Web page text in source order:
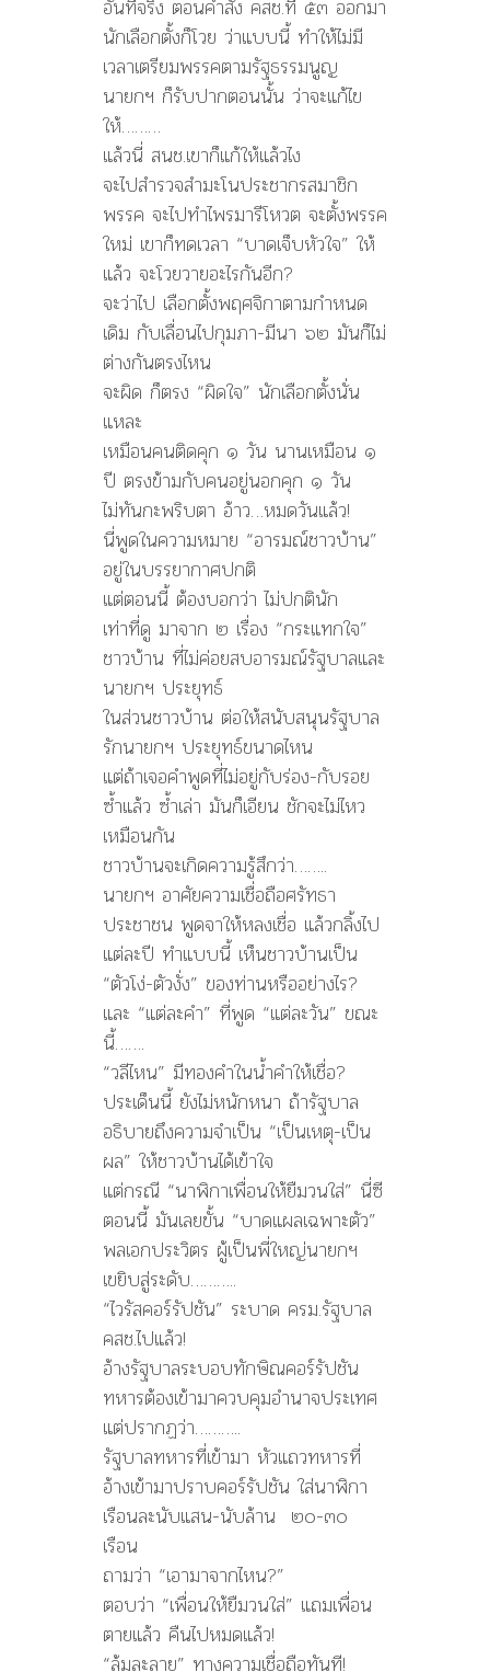
อันที่จริง ตอนคำสั่ง คสช.ที่ ๕๓ ออกมา
นักเลือกตั้งก็โวย ว่าแบบนี้ ทำให้ไม่มี
เวลาเตรียมพรรคตามรัฐธรรมนูญ
นายกฯ ก็รับปากตอนนั้น ว่าจะแก้ไข
ให้………
แล้วนี่ สนช.เขาก็แก้ให้แล้วไง
จะไปสำรวจสำมะโนประชากรสมาชิก
พรรค จะไปทำไพรมารีโหวต จะตั้งพรรค
ใหม่ เขาก็ทดเวลา “บาดเจ็บหัวใจ” ให้
แล้ว จะโวยวายอะไรกันอีก?
จะว่าไป เลือกตั้งพฤศจิกาตามกำหนด
เดิม กับเลื่อนไปกุมภา-มีนา ๖๒ มันก็ไม่
ต่างกันตรงไหน
จะผิด ก็ตรง “ผิดใจ” นักเลือกตั้งนั่น
แหละ
เหมือนคนติดคุก ๑ วัน นานเหมือน ๑
ปี ตรงข้ามกับคนอยู่นอกคุก ๑ วัน
ไม่ทันกะพริบตา อ้าว…หมดวันแล้ว!
นี่พูดในความหมาย “อารมณ์ชาวบ้าน”
อยู่ในบรรยากาศปกติ
แต่ตอนนี้ ต้องบอกว่า ไม่ปกตินัก
เท่าที่ดู มาจาก ๒ เรื่อง “กระแทกใจ”
ชาวบ้าน ที่ไม่ค่อยสบอารมณ์รัฐบาลและ
นายกฯ ประยุทธ์
ในส่วนชาวบ้าน ต่อให้สนับสนุนรัฐบาล
รักนายกฯ ประยุทธ์ขนาดไหน
แต่ถ้าเจอคำพูดที่ไม่อยู่กับร่อง-กับรอย
ซ้ำแล้ว ซ้ำเล่า มันก็เอียน ชักจะไม่ไหว
เหมือนกัน
ชาวบ้านจะเกิดความรู้สึกว่า……..
นายกฯ อาศัยความเชื่อถือศรัทธา
ประชาชน พูดจาให้หลงเชื่อ แล้วกลิ้งไป
แต่ละปี ทำแบบนี้ เห็นชาวบ้านเป็น
“ตัวโง่-ตัวงั่ง” ของท่านหรืออย่างไร?
และ “แต่ละคำ” ที่พูด “แต่ละวัน” ขณะ
นี้…….
“วลีไหน” มีทองคำในน้ำคำให้เชื่อ?
ประเด็นนี้ ยังไม่หนักหนา ถ้ารัฐบาล
อธิบายถึงความจำเป็น “เป็นเหตุ-เป็น
ผล” ให้ชาวบ้านได้เข้าใจ
แต่กรณี “นาฬิกาเพื่อนให้ยืมวนใส่” นี่ซี
ตอนนี้ มันเลยขั้น “บาดแผลเฉพาะตัว”
พลเอกประวิตร ผู้เป็นพี่ใหญ่นายกฯ
เขยิบสู่ระดับ………..
“ไวรัสคอร์รัปชัน” ระบาด ครม.รัฐบาล
คสช.ไปแล้ว!
อ้างรัฐบาลระบอบทักษิณคอร์รัปชัน
ทหารต้องเข้ามาควบคุมอำนาจประเทศ
แต่ปรากฏว่า………..
รัฐบาลทหารที่เข้ามา หัวแถวทหารที่
อ้างเข้ามาปราบคอร์รัปชัน ใส่นาฬิกา
เรือนละนับแสน-นับล้าน ๒๐-๓๐
เรือน
ถามว่า “เอามาจากไหน?”
ตอบว่า “เพื่อนให้ยืมวนใส่” แถมเพื่อน
ตายแล้ว คืนไปหมดแล้ว!
“ล้มละลาย” ทางความเชื่อถือทันที!